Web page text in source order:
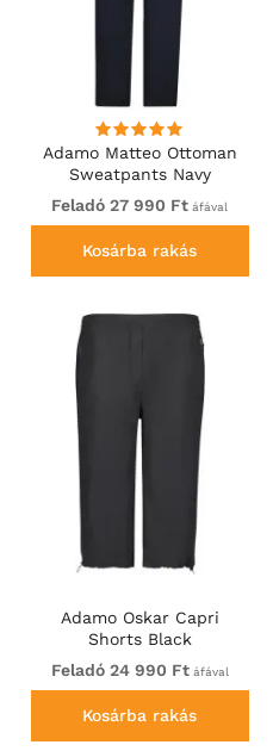
Adamo Matteo Ottoman
Sweatpants Navy
Feladó 27 990 Ft áfával
Kosárba rakás
Adamo Oskar Capri
Shorts Black
Feladó 24 990 Ftáfával
Kosárba rakás